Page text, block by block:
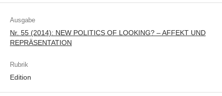
Ausgabe
Nr. 55 (2014): NEW POLITICS OF LOOKING? – AFFEKT UND
REPRÄSENTATION
Rubrik
Edition